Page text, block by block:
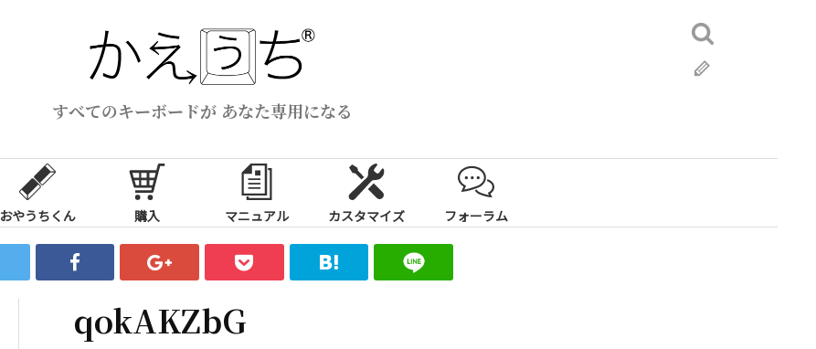
すべてのキーボードが あなた専用になる
検
索:
おやうちくん 購入 マニュアル カスタマイズ フォーラム
qokAKZbG